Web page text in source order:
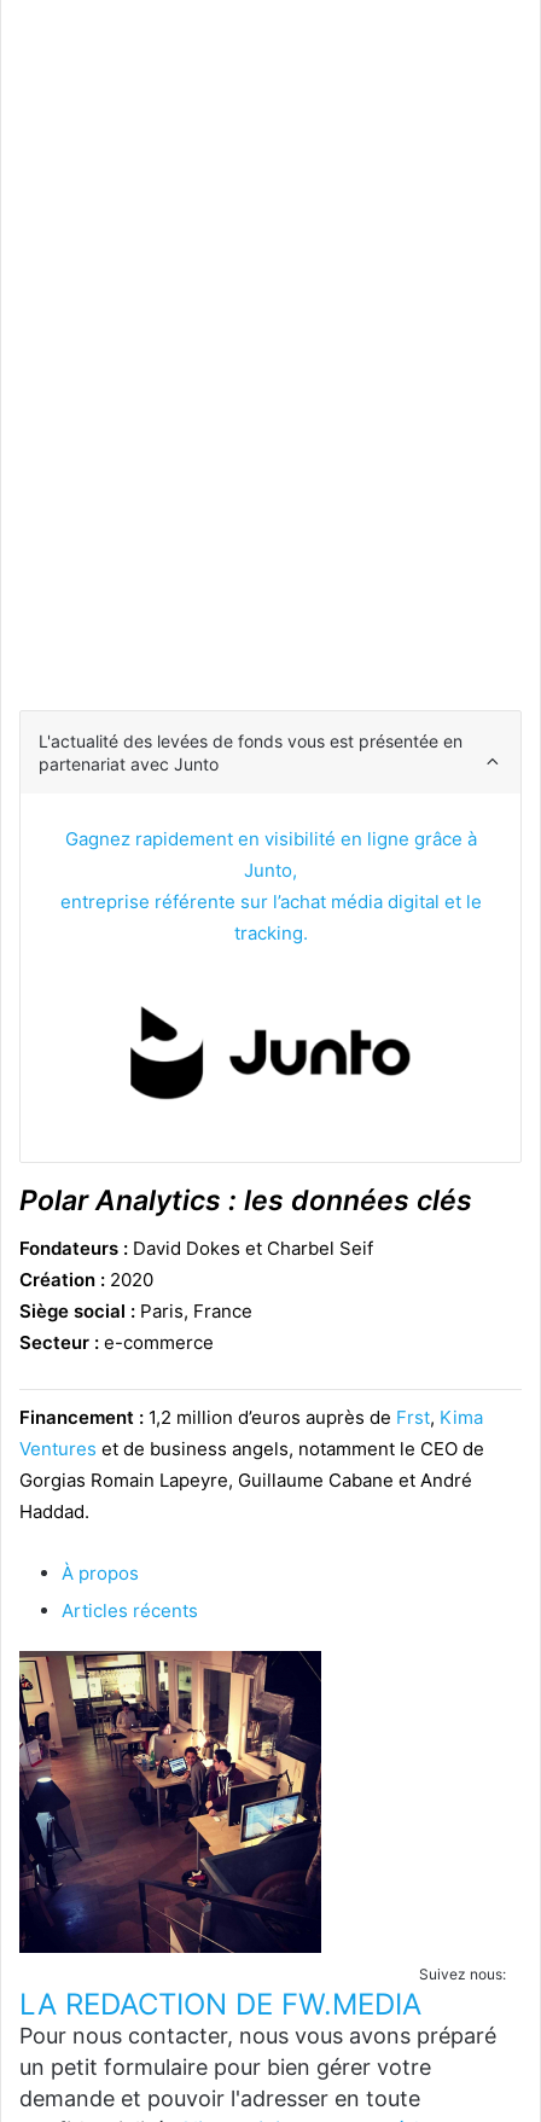
L'actualité des levées de fonds vous est présentée en
partenariat avec Junto
Gagnez rapidement en visibilité en ligne grâce à
Junto,
entreprise référente sur l’achat média digital et le
tracking.
Polar Analytics : les données clés
Fondateurs : David Dokes et Charbel Seif
Création : 2020
Siège social : Paris, France
Secteur : e-commerce
Financement : 1,2 million d’euros auprès de Frst, Kima
Ventures et de business angels, notamment le CEO de
Gorgias Romain Lapeyre, Guillaume Cabane et André
Haddad.
À propos
Articles récents
Suivez nous:
LA REDACTION DE FW.MEDIA
Pour nous contacter, nous vous avons préparé
un petit formulaire pour bien gérer votre
demande et pouvoir l'adresser en toute